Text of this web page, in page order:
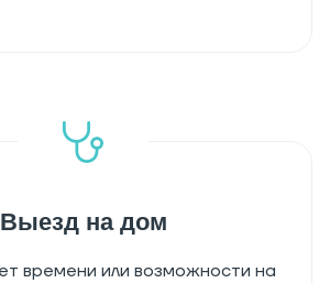
Выезд на дом
времени или возможности на